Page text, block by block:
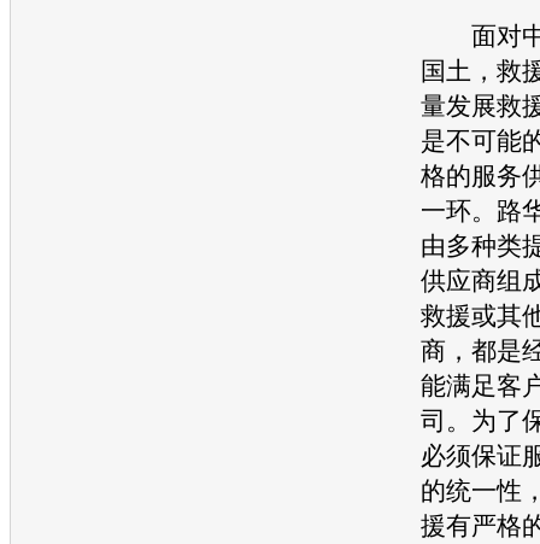
面对中
国土，救
量发展救
是不可能
格的服务
一环。路
由多种类
供应商组
救援或其
商，都是
能满足客
司。为了
必须保证
的统一性
援有严格